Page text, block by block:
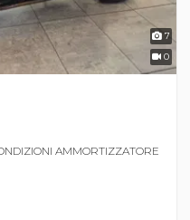
7
0
AMMORTIZZATORE